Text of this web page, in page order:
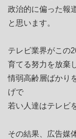
政治的に偏った報
と思います。
テレビ業界がこの
育てる努力を放棄
情弱高齢層ばかり
げで
若い人達はテレビ
その結果、広告媒